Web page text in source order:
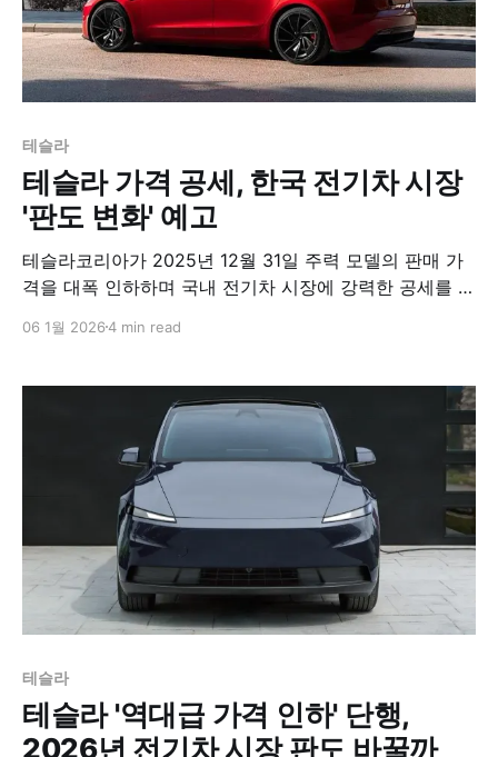
테슬라
테슬라 가격 공세, 한국 전기차 시장
'판도 변화' 예고
테슬라코리아가 2025년 12월 31일 주력 모델의 판매 가
격을 대폭 인하하며 국내 전기차 시장에 강력한 공세를 펼
원 가격을 낮추며 경쟁 브랜드를 압박하고 있다. FSD(완
지배력이 한층 강화될 전망이다.​
06 1월 20264 min read
테슬라
테슬라 '역대급 가격 인하' 단행,
2026년 전기차 시장 판도 바꿀까